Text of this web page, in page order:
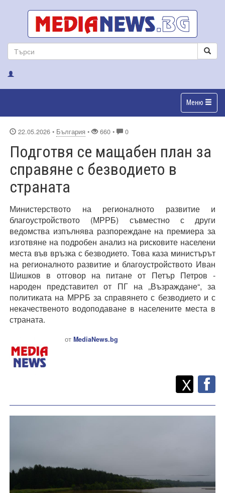
Меню
22.05.2026 • България • 660 • 0
Подготвя се мащабен план за
справяне с безводието в
страната
Министерството на регионалното развитие и
благоустройството (МРРБ) съвместно с други
ведомства изпълнява разпореждане на премиера за
изготвяне на подробен анализ на рисковите населени
места във връзка с безводието. Това каза министърът
на регионалното развитие и благоустройството Иван
Шишков в отговор на питане от Петър Петров -
народен представител от ПГ на „Възраждане“, за
политиката на МРРБ за справянето с безводието и с
некачественото водоподаване в населените места в
страната.
от MediaNews.bg
Споделете
X